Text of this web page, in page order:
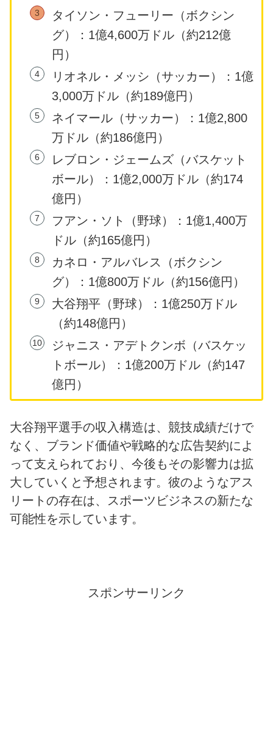
タイソン・フューリー（ボクシン
グ）：1億4,600万ドル（約212億
円）
リオネル・メッシ（サッカー）：1億
3,000万ドル（約189億円）
ネイマール（サッカー）：1億2,800
万ドル（約186億円）
レブロン・ジェームズ（バスケット
ボール）：1億2,000万ドル（約174
億円）
フアン・ソト（野球）：1億1,400万
ドル（約165億円）
カネロ・アルバレス（ボクシン
グ）：1億800万ドル（約156億円）
大谷翔平（野球）：1億250万ドル
（約148億円）
ジャニス・アデトクンボ（バスケッ
トボール）：1億200万ドル（約147
億円）
大谷翔平選手の収入構造は、競技成績だけで
なく、ブランド価値や戦略的な広告契約によ
って支えられており、今後もその影響力は拡
大していくと予想されます。彼のようなアス
リートの存在は、スポーツビジネスの新たな
可能性を示しています。
スポンサーリンク